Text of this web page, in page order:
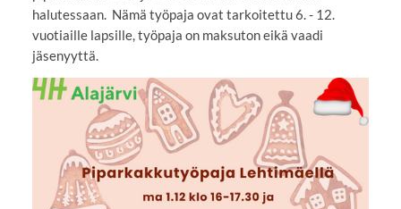
halutessaan. Nämä työpaja ovat tarkoitettu 6. - 12.
vuotiaille lapsille, työpaja on maksuton eikä vaadi
jäsenyyttä.